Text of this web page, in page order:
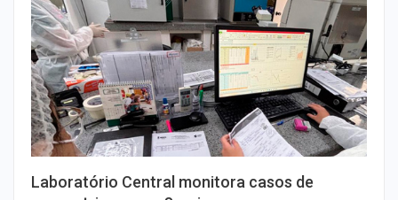
Laboratório Central monitora casos de